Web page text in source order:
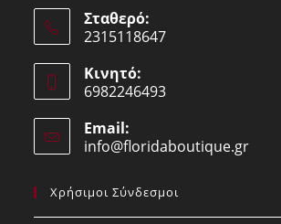
Σταθερό:
2315118647
in
your
application
Κινητό:
6982246493
in
your
Email:
info@floridaboutique.grOpens
Χρήσιμοι Σύνδεσμοι